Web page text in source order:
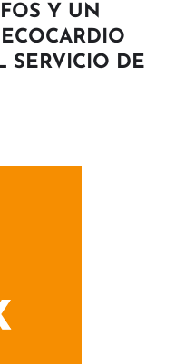
Y UN
SERVICIO DE